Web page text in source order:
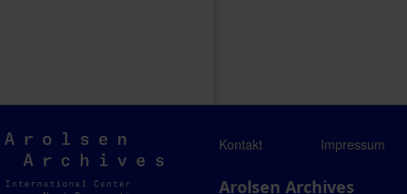
Arolsen
Archives
Kontakt Impressum
Arolsen Archives